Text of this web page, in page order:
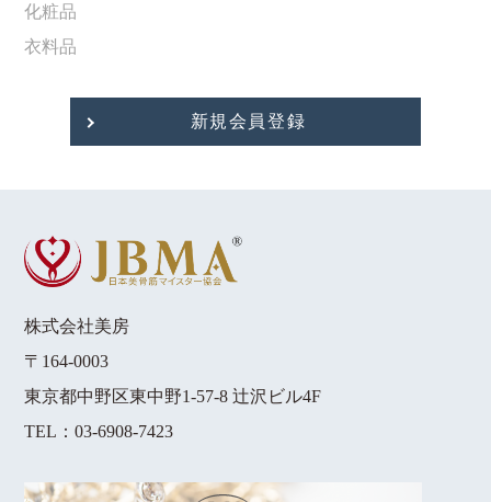
化粧品
衣料品
新規会員登録
株式会社美房
〒164-0003
東京都中野区東中野1-57-8 辻沢ビル4F
TEL：03-6908-7423